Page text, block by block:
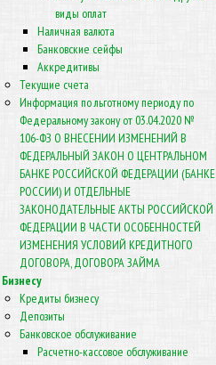
виды оплат
Наличная валюта
Банковские сейфы
Аккредитивы
Текущие счета
Информация по льготному периоду по
Федеральному закону от 03.04.2020 №
106-ФЗ О ВНЕСЕНИИ ИЗМЕНЕНИЙ В
ФЕДЕРАЛЬНЫЙ ЗАКОН О ЦЕНТРАЛЬНОМ
БАНКЕ РОССИЙСКОЙ ФЕДЕРАЦИИ (БАНКЕ
РОССИИ) И ОТДЕЛЬНЫЕ
ЗАКОНОДАТЕЛЬНЫЕ АКТЫ РОССИЙСКОЙ
ФЕДЕРАЦИИ В ЧАСТИ ОСОБЕННОСТЕЙ
ИЗМЕНЕНИЯ УСЛОВИЙ КРЕДИТНОГО
ДОГОВОРА, ДОГОВОРА ЗАЙМА
Бизнесу
Кредиты бизнесу
Депозиты
Банковское обслуживание
Расчетно-кассовое обслуживание